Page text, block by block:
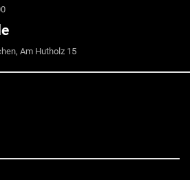
Am Hutholz 15